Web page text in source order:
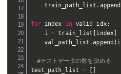
    train_path_list
. append
for index in valid_idx:
    i
= train_list index]
    val_path_list
.append ( i
#テストデータの数を決める
test_path_list =